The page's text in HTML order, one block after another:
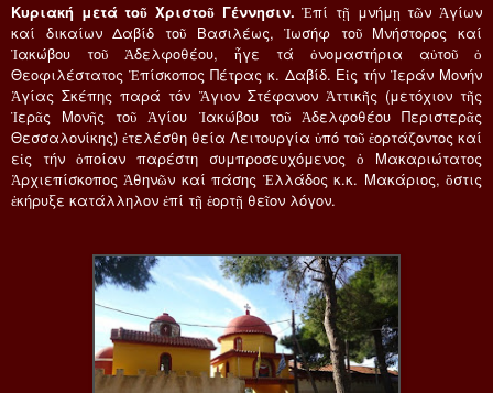
Κυριακή μετά τοῦ Χριστοῦ Γέννησιν. Ἐπί τῇ μνήμῃ τῶν Ἁγίων
καί δικαίων Δαβίδ τοῦ Βασιλέως, Ἰωσήφ τοῦ Μνήστορος καί
Ἰακώβου τοῦ Ἀδελφοθέου, ἦγε τά ὀνομαστήρια αὐτοῦ ὁ
Θεοφιλέστατος Ἐπίσκοπος Πέτρας κ. Δαβίδ. Εἰς τήν Ἱεράν Μονήν
Ἁγίας Σκέπης παρά τόν Ἅγιον Στέφανον Ἀττικῆς (μετόχιον τῆς
Ἱερᾶς Μονῆς τοῦ Ἁγίου Ἰακώβου τοῦ Ἀδελφοθέου Περιστερᾶς
Θεσσαλονίκης) ἐτελέσθη θεία Λειτουργία ὑπό τοῦ ἑορτάζοντος καί
εἰς τήν ὁποίαν παρέστη συμπροσευχόμενος ὁ Μακαριώτατος
Ἀρχιεπίσκοπος Ἀθηνῶν καί πάσης Ἑλλάδος κ.κ. Μακάριος, ὅστις
ἐκήρυξε κατάλληλον ἐπί τῇ ἑορτῇ θεῖον λόγον.